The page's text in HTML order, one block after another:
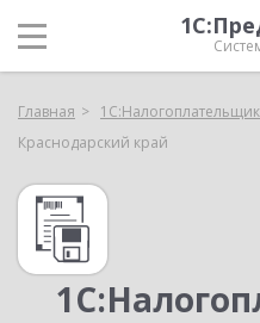
Главная
Краснодарский край